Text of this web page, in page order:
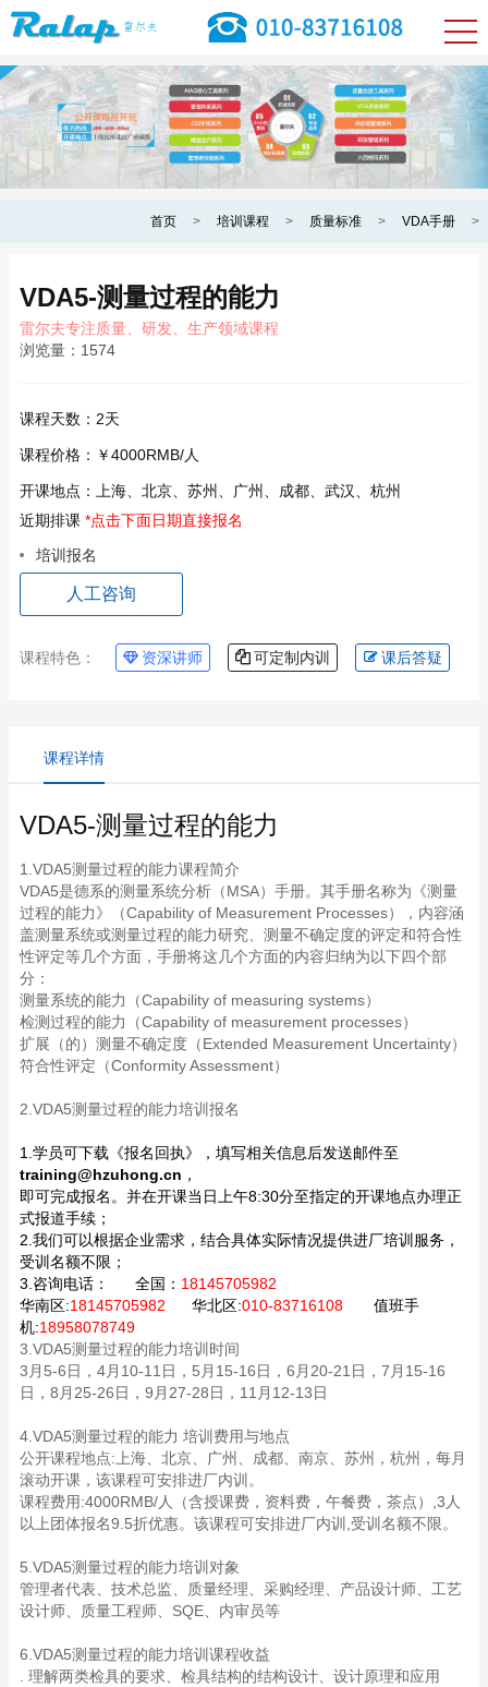
首页 > 培训课程 > 质量标准 > VDA手册 >
VDA5-测量过程的能力
雷尔夫专注质量、研发、生产领域课程
浏览量： 1574
课程天数： 2天
课程价格： ￥4000RMB/人
开课地点：
上海、北京、苏州、广州、成都、武汉、杭州
近期排课 *点击下面日期直接报名
培训报名
人工咨询
课程特色： 资深讲师 可定制内训 课后答疑
课程详情
VDA5-测量过程的能力
1.VDA5测量过程的能力课程简介
VDA5是德系的测量系统分析（MSA）手册。其手册名称为《测量
过程的能力》（Capability of Measurement Processes），内容涵
盖测量系统或测量过程的能力研究、测量不确定度的评定和符合性
性评定等几个方面，手册将这几个方面的内容归纳为以下四个部
分：
测量系统的能力（Capability of measuring systems）
检测过程的能力（Capability of measurement processes）
扩展（的）测量不确定度（Extended Measurement Uncertainty）
符合性评定（Conformity Assessment）
2.VDA5测量过程的能力培训报名
1.学员可下载《报名回执》，填写相关信息后发送邮件至
training@hzuhong.cn ，
即可完成报名。并在开课当日上午8:30分至指定的开课地点办理正
式报道手续；
2.我们可以根据企业需求，结合具体实际情况提供进厂培训服务，
受训名额不限；
3.咨询电话：
全国： 18145705982
华南区:18145705982 华北区:010-83716108 值班手
机:18958078749
3.VDA5测量过程的能力培训时间
3月5-6日，4月10-11日，5月15-16日，6月20-21日，7月15-16
日，8月25-26日，9月27-28日，11月12-13日
4.VDA5测量过程的能力 培训费用与地点
公开课程地点:上海、北京、广州、成都、南京、苏州，杭州，每月
滚动开课，该课程可安排进厂内训。
课程费用:4000RMB/人（含授课费，资料费，午餐费，茶点）,3人
以上团体报名9.5折优惠。该课程可安排进厂内训,受训名额不限。
5.VDA5测量过程的能力培训对象
管理者代表、技术总监、质量经理、采购经理、产品设计师、工艺
设计师、质量工程师、SQE、内审员等
6.VDA5测量过程的能力培训课程收益
. 理解两类检具的要求、检具结构的结构设计、设计原理和应用